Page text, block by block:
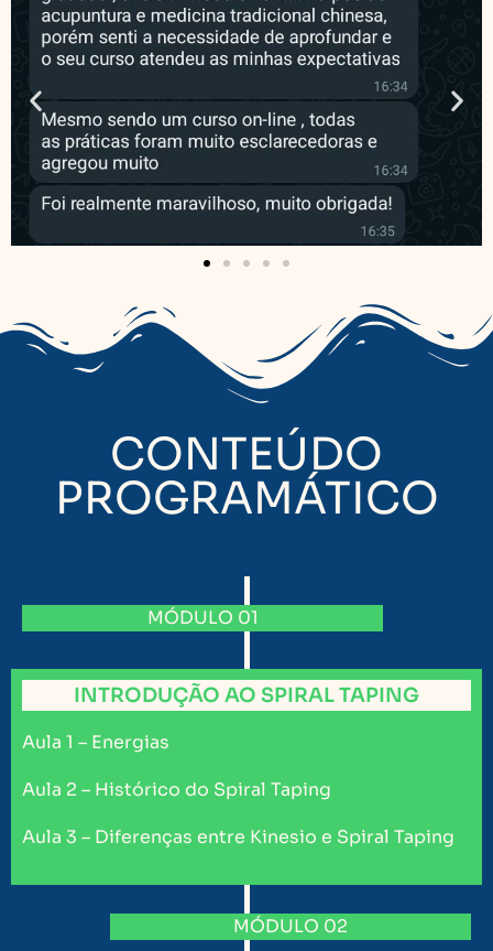
CONTEÚDO
PROGRAMÁTICO
INTRODUÇÃO AO SPIRAL TAPING
Aula 1 – Energias
Aula 2 – Histórico do Spiral Taping
Aula 3 – Diferenças entre Kinesio e Spiral Taping
MÓDULO 01
MÓDULO 02